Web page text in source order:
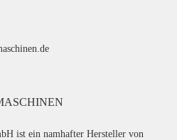
ist ein namhafter Hersteller von